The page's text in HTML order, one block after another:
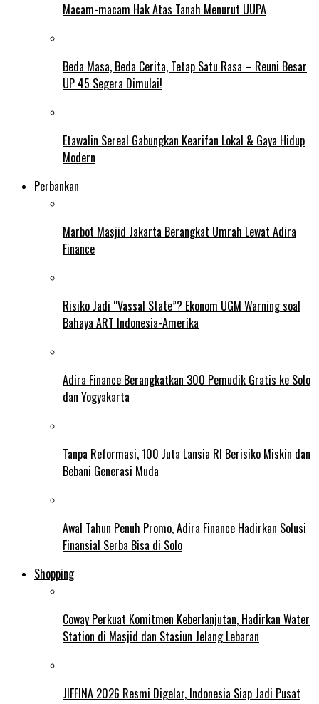
Macam-macam Hak Atas Tanah Menurut UUPA
Beda Masa, Beda Cerita, Tetap Satu Rasa – Reuni Besar
UP 45 Segera Dimulai!
Etawalin Sereal Gabungkan Kearifan Lokal & Gaya Hidup
Modern
Perbankan
Marbot Masjid Jakarta Berangkat Umrah Lewat Adira
Finance
Risiko Jadi “Vassal State”? Ekonom UGM Warning soal
Bahaya ART Indonesia-Amerika
Adira Finance Berangkatkan 300 Pemudik Gratis ke Solo
dan Yogyakarta
Tanpa Reformasi, 100 Juta Lansia RI Berisiko Miskin dan
Bebani Generasi Muda
Awal Tahun Penuh Promo, Adira Finance Hadirkan Solusi
Finansial Serba Bisa di Solo
Shopping
Coway Perkuat Komitmen Keberlanjutan, Hadirkan Water
Station di Masjid dan Stasiun Jelang Lebaran
JIFFINA 2026 Resmi Digelar, Indonesia Siap Jadi Pusat